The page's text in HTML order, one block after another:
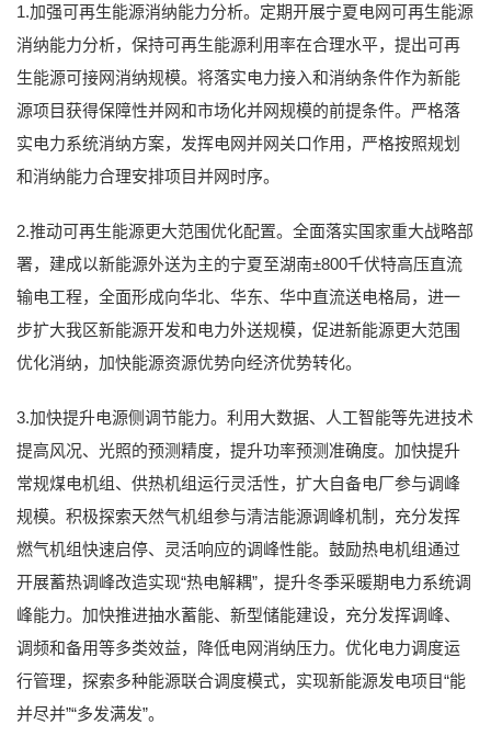
1.加强可再生能源消纳能力分析。定期开展宁夏电网可再生能源
消纳能力分析，保持可再生能源利用率在合理水平，提出可再
生能源可接网消纳规模。将落实电力接入和消纳条件作为新能
源项目获得保障性并网和市场化并网规模的前提条件。严格落
实电力系统消纳方案，发挥电网并网关口作用，严格按照规划
和消纳能力合理安排项目并网时序。
2.推动可再生能源更大范围优化配置。全面落实国家重大战略部
署，建成以新能源外送为主的宁夏至湖南±800千伏特高压直流
输电工程，全面形成向华北、华东、华中直流送电格局，进一
步扩大我区新能源开发和电力外送规模，促进新能源更大范围
优化消纳，加快能源资源优势向经济优势转化。
3.加快提升电源侧调节能力。利用大数据、人工智能等先进技术
提高风况、光照的预测精度，提升功率预测准确度。加快提升
常规煤电机组、供热机组运行灵活性，扩大自备电厂参与调峰
规模。积极探索天然气机组参与清洁能源调峰机制，充分发挥
燃气机组快速启停、灵活响应的调峰性能。鼓励热电机组通过
开展蓄热调峰改造实现“热电解耦”，提升冬季采暖期电力系统调
峰能力。加快推进抽水蓄能、新型储能建设，充分发挥调峰、
调频和备用等多类效益，降低电网消纳压力。优化电力调度运
行管理，探索多种能源联合调度模式，实现新能源发电项目“能
并尽并”“多发满发”。